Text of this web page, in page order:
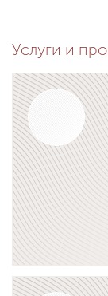
Услуги и
Подробнее о